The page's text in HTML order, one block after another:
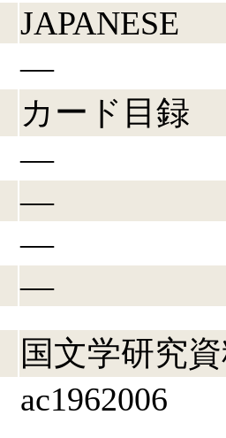
JAPANESE
―
カード目録
―
―
―
―
国文学研究
ac1962006